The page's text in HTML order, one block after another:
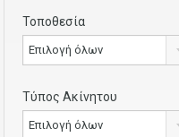
Τοποθεσία
Επιλογή όλων
Τύπος Ακίνητου
Επιλογή όλων